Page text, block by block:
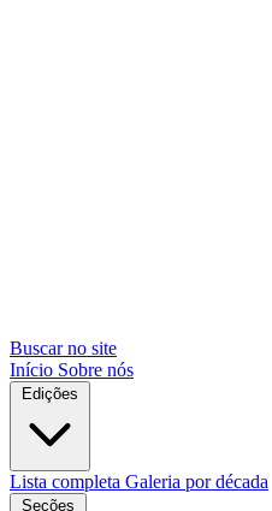
Buscar no site
Início Sobre nós
Edições
Lista completa Galeria por década
Seções